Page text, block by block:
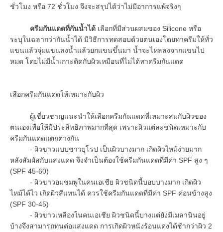
ชั่วโมง หรือ 72 ชั่วโมง จึงจะสรุปได้ว่าไม่มีอาการแพ้จริงๆ
ครีมกันแดดที่กันน้ำได้ เลือกที่มีส่วนผสมของ Silicone หรือ
ระบุในฉลากว่ากันน้ำได้ มีวิธีการทดสอบด้วยตนเองโดยทาครีมให้ทั่ว
แขนแล้วจุ่มแขนลงน้ำแล้วยกแขนขึ้นมา น้ำจะไหลลงจากแขนไป
หมด โดยไม่มีน้ำเกาะติดกับผิวเหมือนที่ไม่ได้ทาครีมกันแดด
เลือกครีมกันแดดให้เหมาะกับผิว
ผู้เชี่ยวชาญแนะนำให้เลือกครีมกันแดดที่เหมาะสมกับผิวของ
ตนเองเพื่อให้มีประสิทธิภาพมากที่สุด เพราะผิวแต่ละชนิดเหมาะกับ
ครีมกันแดดแตกต่างกัน
- ผิวขาวแบบชาวยุโรป เป็นผิวบางมาก เกิดผิวไหม้ง่ายมาก
หลังสัมผัสกับแสงแดด จึงจำเป็นต้องใช้ครีมกันแดดที่มีค่า SPF สูง ๆ
(SPF 45-60)
- ผิวขาวอมชมพูในคนเอเชีย ผิวชนิดนี้บอบบางมาก เกิดผิว
ไหม้ได้ไว เกิดผิวสีแทนได้ ควรใช้ครีมกันแดดที่มีค่า SPF ค่อนข้างสูง
(SPF 30-45)
- ผิวขาวเหลืองในคนเอเชีย ผิวชนิดนี้บางแต่ยังมีเมลานินอยู่
บ้างจึงสามารถทนต่อแสงแดด การเกิดผิวหนังร้อนแดงได้ช้ากว่าผิว 2